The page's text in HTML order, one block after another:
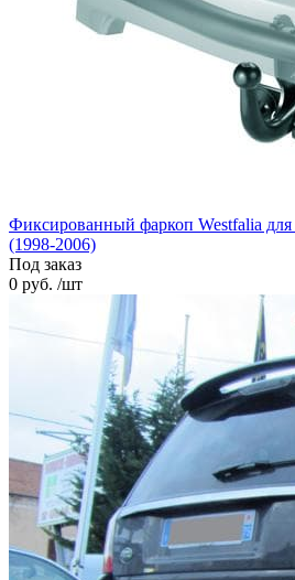
Фиксированный фаркоп Westfalia для
(1998-2006)
Под заказ
0 руб. /шт